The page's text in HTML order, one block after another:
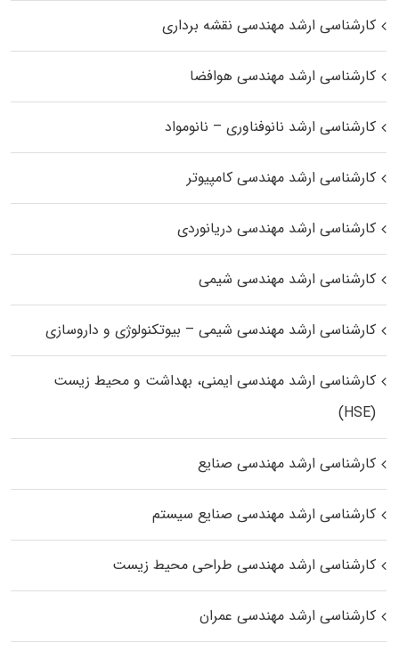
کارشناسی ارشد مهندسی نقشه برداری
کارشناسی ارشد مهندسی هوافضا
کارشناسی ارشد نانوفناوری – نانومواد
کارشناسی ارشد مهندسی کامپیوتر
کارشناسی ارشد مهندسی دریانوردی
کارشناسی ارشد مهندسی شیمی
کارشناسی ارشد مهندسی شیمی – بیوتکنولوژی و داروسازی
کارشناسی ارشد مهندسی ایمنی، بهداشت و محیط زیست
(HSE)
کارشناسی ارشد مهندسی صنایع
کارشناسی ارشد مهندسی صنایع سیستم
کارشناسی ارشد مهندسی طراحی محیط زیست
کارشناسی ارشد مهندسی عمران